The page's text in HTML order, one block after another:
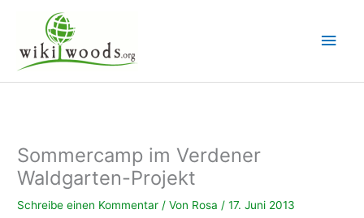
springen
Sommercamp im Verdener
Waldgarten-Projekt
Schreibe einen Kommentar / Von Rosa /17. Juni 2013